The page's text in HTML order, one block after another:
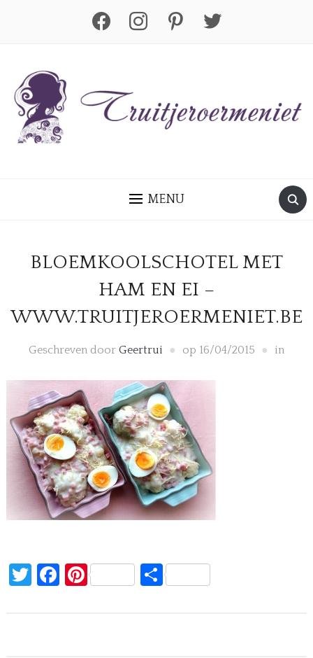
facebook instagram pinterest twitter
MENU
BLOEMKOOLSCHOTEL MET
HAM EN EI –
WWW.TRUITJEROERMENIET.BE
Geschreven door Geertrui op 16/04/2015 in
Twitter
Facebook
PinterestDelen